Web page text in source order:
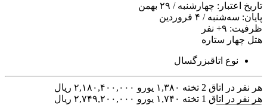
تاریخ اعتبار: چهارشنبه / ۲۹ بهمن
پایان: سه‌شنبه / ۴ فروردین
ظرفیت: +۹ نفر
هتل چهار ستاره
نوع اتاقبزرگسال
هر نفر در اتاق 2 تخته ۱,۳۸۰ یورو
۲,۱۸۰,۴۰۰,۰۰۰ ریال
هر نفر در اتاق 1 تخته
۱,۷۴۰ یورو ۲,۷۴۹,۲۰۰,۰۰۰ ریال